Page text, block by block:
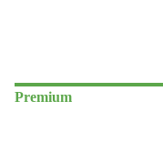
Premium